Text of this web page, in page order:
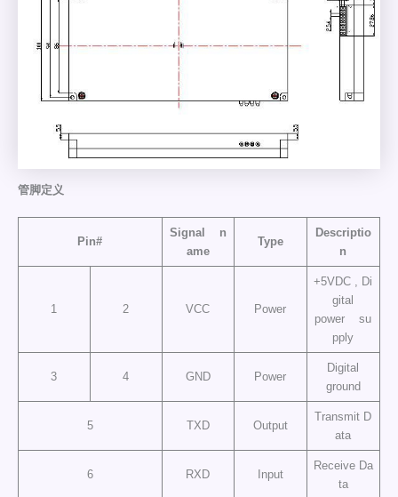
管脚定义
Pin#
Signal n
ame
Type
Descriptio
n
1 2 VCC Power
+5VDC , Di
gital
power su
pply
3 4 GND Power
Digital
ground
5 TXD Output
Transmit D
ata
6 RXD Input
Receive Da
ta